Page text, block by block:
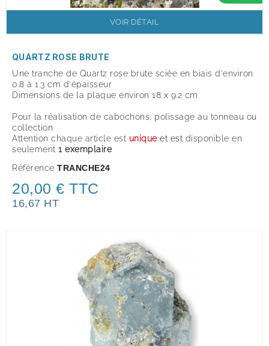
VOIR DÉTAIL
QUARTZ ROSE BRUTE
Une tranche de Quartz rose brute sciée en biais d'environ
0.8 à 1.3 cm d'épaisseur
Dimensions de la plaque environ 18 x 9.2 cm
Pour la réalisation de cabochons, polissage au tonneau ou
collection
Attention chaque article est unique et estdisponible en
seulement1 exemplaire
Référence TRANCHE24
20,00 € TTC
16,67 HT